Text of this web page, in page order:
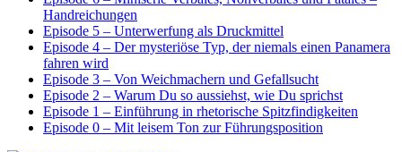
Handreichungen
Episode 5 – Unterwerfung als Druckmittel
Episode 4 – Der mysteriöse Typ, der niemals einen Panamera
fahren wird
Episode 3 – Von Weichmachern und Gefallsucht
Episode 2 – Warum Du so aussiehst, wie Du sprichst
Episode 1 – Einführung in rhetorische Spitzfindigkeiten
Episode 0 – Mit leisem Ton zur Führungsposition